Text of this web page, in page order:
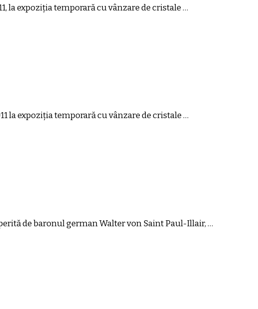
la expoziția temporară cu vânzare de cristale …
la expoziția temporară cu vânzare de cristale …
de baronul german Walter von Saint Paul-Illair, …